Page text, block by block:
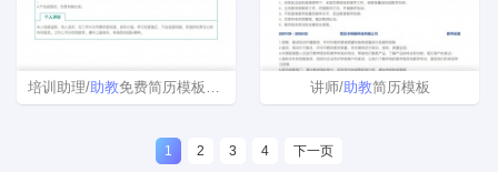
培训助理/助教免费简历模板下载 讲师/助教简历模板
1 2 3 4 下一页